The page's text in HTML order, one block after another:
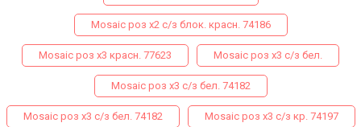
Mosaic роз х2 с/з блок. красн. 74186
Mosaic роз х3 красн. 77623 Mosaic роз х3 с/з бел.
Mosaic роз х3 с/з бел. 74182
Mosaic роз х3 с/з бел. 74182 Mosaic роз х3 с/з кр. 74197